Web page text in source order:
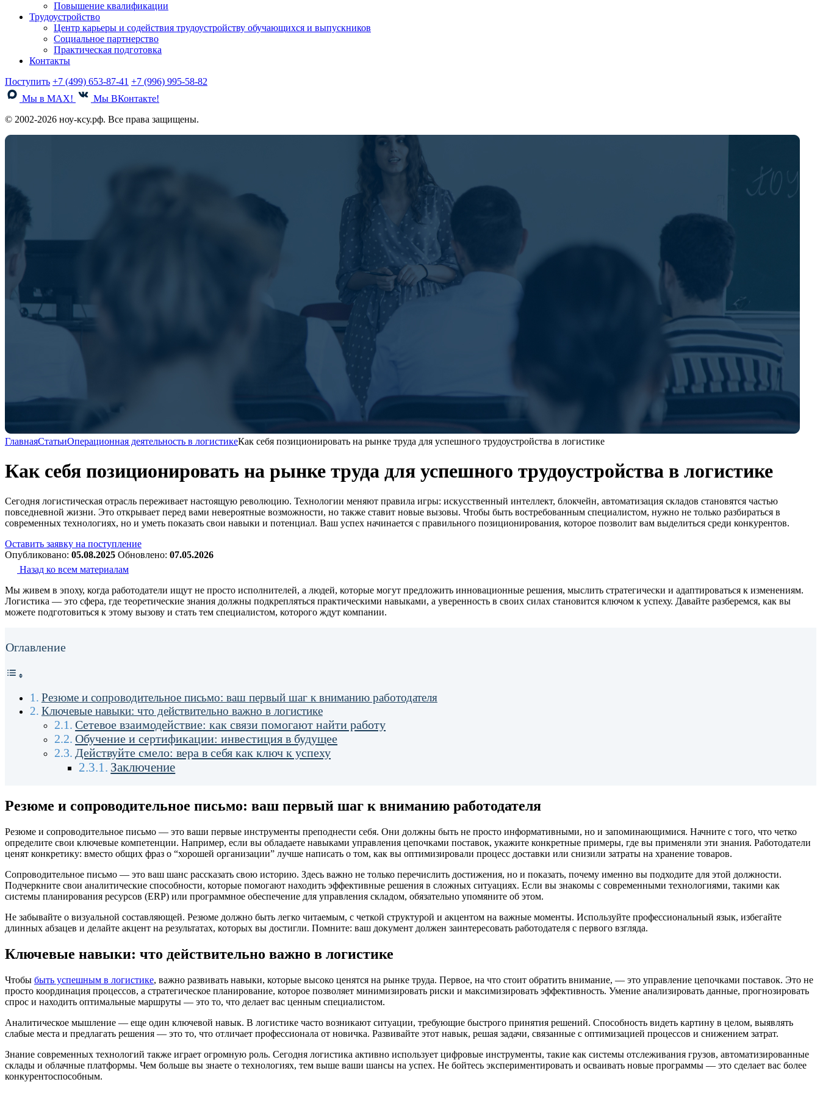
Повышение квалификации
Трудоустройство
Центр карьеры и содействия трудоустройству обучающихся и выпускников
Социальное партнерство
Практическая подготовка
Контакты
Поступить +7 (499) 653-87-41 +7 (996) 995-58-82
Мы в MAX!
Мы ВКонтакте!
© 2002-2026 ноу-ксу.рф. Все права защищены.
ГлавнаяСтатьиОперационная деятельность в логистикеКак себя позиционировать на рынке труда для успешного трудоустройства в логистике
Как себя позиционировать на рынке труда для успешного трудоустройства в логистике
Сегодня логистическая отрасль переживает настоящую революцию. Технологии меняют правила игры: искусственный интеллект, блокчейн, автоматизация складов становятся частью
повседневной жизни. Это открывает перед вами невероятные возможности, но также ставит новые вызовы. Чтобы быть востребованным специалистом, нужно не только разбираться в
современных технологиях, но и уметь показать свои навыки и потенциал. Ваш успех начинается с правильного позиционирования, которое позволит вам выделиться среди конкурентов.
Оставить заявку на поступление
Опубликовано: 05.08.2025 Обновлено: 07.05.2026
Назад ко всем материалам
Мы живем в эпоху, когда работодатели ищут не просто исполнителей, а людей, которые могут предложить инновационные решения, мыслить стратегически и адаптироваться к изменениям.
Логистика — это сфера, где теоретические знания должны подкрепляться практическими навыками, а уверенность в своих силах становится ключом к успеху. Давайте разберемся, как вы
можете подготовиться к этому вызову и стать тем специалистом, которого ждут компании.
Оглавление
Резюме и сопроводительное письмо: ваш первый шаг к вниманию работодателя
Ключевые навыки: что действительно важно в логистике
Сетевое взаимодействие: как связи помогают найти работу
Обучение и сертификации: инвестиция в будущее
Действуйте смело: вера в себя как ключ к успеху
Заключение
Резюме и сопроводительное письмо: ваш первый шаг к вниманию работодателя
Резюме и сопроводительное письмо — это ваши первые инструменты преподнести себя. Они должны быть не просто информативными, но и запоминающимися. Начните с того, что четко
определите свои ключевые компетенции. Например, если вы обладаете навыками управления цепочками поставок, укажите конкретные примеры, где вы применяли эти знания. Работодатели
ценят конкретику: вместо общих фраз о “хорошей организации” лучше написать о том, как вы оптимизировали процесс доставки или снизили затраты на хранение товаров.
Сопроводительное письмо — это ваш шанс рассказать свою историю. Здесь важно не только перечислить достижения, но и показать, почему именно вы подходите для этой должности.
Подчеркните свои аналитические способности, которые помогают находить эффективные решения в сложных ситуациях. Если вы знакомы с современными технологиями, такими как
системы планирования ресурсов (ERP) или программное обеспечение для управления складом, обязательно упомяните об этом.
Не забывайте о визуальной составляющей. Резюме должно быть легко читаемым, с четкой структурой и акцентом на важные моменты. Используйте профессиональный язык, избегайте
длинных абзацев и делайте акцент на результатах, которых вы достигли. Помните: ваш документ должен заинтересовать работодателя с первого взгляда.
Ключевые навыки: что действительно важно в логистике
Чтобы быть успешным в логистике, важно развивать навыки, которые высоко ценятся на рынке труда. Первое, на что стоит обратить внимание, — это управление цепочками поставок. Это не
просто координация процессов, а стратегическое планирование, которое позволяет минимизировать риски и максимизировать эффективность. Умение анализировать данные, прогнозировать
спрос и находить оптимальные маршруты — это то, что делает вас ценным специалистом.
Аналитическое мышление — еще один ключевой навык. В логистике часто возникают ситуации, требующие быстрого принятия решений. Способность видеть картину в целом, выявлять
слабые места и предлагать решения — это то, что отличает профессионала от новичка. Развивайте этот навык, решая задачи, связанные с оптимизацией процессов и снижением затрат.
Знание современных технологий также играет огромную роль. Сегодня логистика активно использует цифровые инструменты, такие как системы отслеживания грузов, автоматизированные
склады и облачные платформы. Чем больше вы знаете о технологиях, тем выше ваши шансы на успех. Не бойтесь экспериментировать и осваивать новые программы — это сделает вас более
конкурентоспособным.